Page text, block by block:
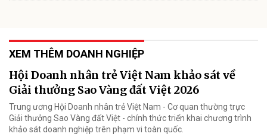
XEM THÊM DOANH NGHIỆP
Hội Doanh nhân trẻ Việt Nam khảo sát về
Giải thưởng Sao Vàng đất Việt 2026
Trung ương Hội Doanh nhân trẻ Việt Nam - Cơ quan thường trực
Giải thưởng Sao Vàng đất Việt - chính thức triển khai chương trình
khảo sát doanh nghiệp trên phạm vi toàn quốc.